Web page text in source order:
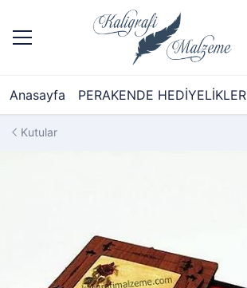
Anasayfa PERAKENDE HEDİYELİKLER
Kutular